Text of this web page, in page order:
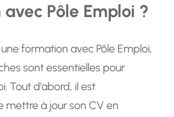
Pôle Emploi ?
formation avec Pôle Emploi,
sont essentielles pour
Tout d’abord, il est
mettre à jour son CV en